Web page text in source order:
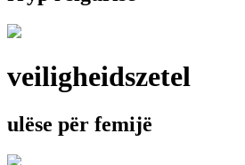
veiligheidszetel
ulëse për femijë